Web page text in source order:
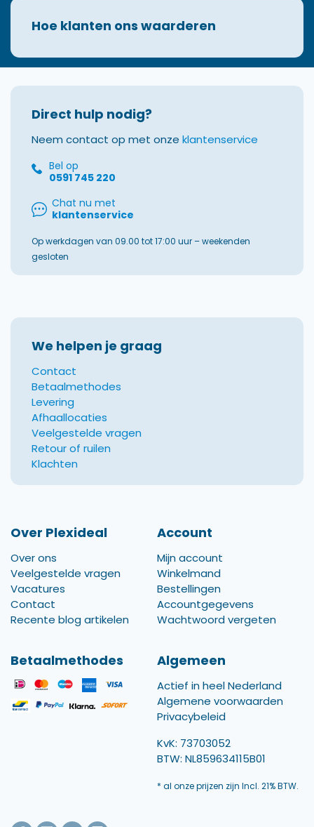
Hoe klanten ons waarderen
Direct hulp nodig?
Neem contact op met onze klantenservice
Bel op
0591 745 220
Chat nu met
klantenservice
Op werkdagen van 09.00 tot 17:00 uur – weekenden
gesloten
We helpen je graag
Contact
Betaalmethodes
Levering
Afhaallocaties
Veelgestelde vragen
Retour of ruilen
Klachten
Over Plexideal
Over ons
Veelgestelde vragen
Vacatures
Contact
Recente blog artikelen
Account
Mijn account
Winkelmand
Bestellingen
Accountgegevens
Wachtwoord vergeten
Betaalmethodes Algemeen
Actief in heel Nederland
Algemene voorwaarden
Privacybeleid
KvK: 73703052
BTW: NL859634115B01
* al onze prijzen zijn Incl. 21% BTW.